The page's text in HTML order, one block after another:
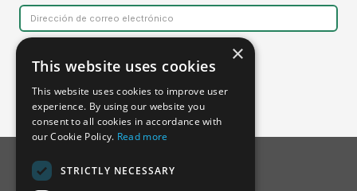
×
This website uses cookies
This website uses cookies to improve user
experience. By using our website you
consent to all cookies in accordance with
our Cookie Policy. Read more
STRICTLY NECESSARY